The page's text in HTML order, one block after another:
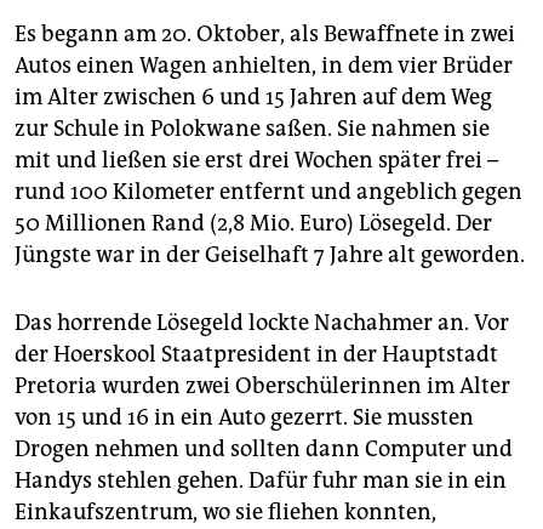
Es begann am 20. Oktober, als Bewaffnete in zwei
Autos einen Wagen anhielten, in dem vier Brüder
im Alter zwischen 6 und 15 Jahren auf dem Weg
zur Schule in Polokwane saßen. Sie nahmen sie
mit und ließen sie erst drei Wochen später frei –
rund 100 Kilometer entfernt und angeblich gegen
50 Millionen Rand (2,8 Mio. Euro) Lösegeld. Der
Jüngste war in der Geiselhaft 7 Jahre alt geworden.
Das horrende Lösegeld lockte Nachahmer an. Vor
der Hoerskool Staatpresident in der Hauptstadt
Pretoria wurden zwei Oberschülerinnen im Alter
von 15 und 16 in ein Auto gezerrt. Sie mussten
Drogen nehmen und sollten dann Computer und
Handys stehlen gehen. Dafür fuhr man sie in ein
Einkaufszentrum, wo sie fliehen konnten,